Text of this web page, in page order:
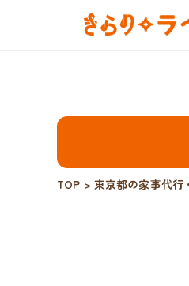
TOP > 東京都の家事代行